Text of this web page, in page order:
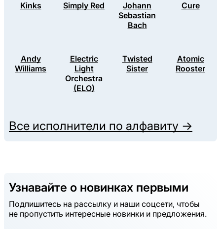
Kinks Simply Red
Johann
Sebastian
Bach
Cure
Andy
Williams
Electric
Light
Orchestra
(ELO)
Twisted
Sister
Atomic
Rooster
Все исполнители по алфавиту →
Узнавайте о новинках первыми
Подпишитесь на рассылку и наши соцсети, чтобы
не пропустить интересные новинки и предложения.